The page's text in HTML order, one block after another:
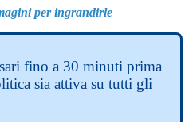
per ingrandirle
fino a 30 minuti prima
sia attiva su tutti gli